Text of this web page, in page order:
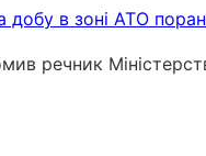
речник